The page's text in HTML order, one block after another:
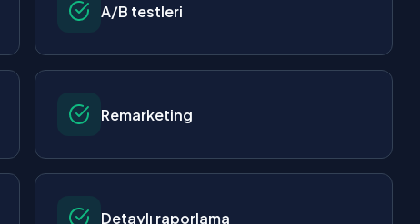
A/B testleri
Remarketing
Detaylı raporlama